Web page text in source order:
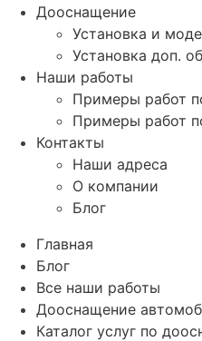
Дооснащение
Установка и
Установка доп.
Наши работы
Примеры работ
Примеры работ
Контакты
Наши адреса
О компании
Блог
Главная
Блог
Все наши работы
Дооснащение
Каталог услуг по